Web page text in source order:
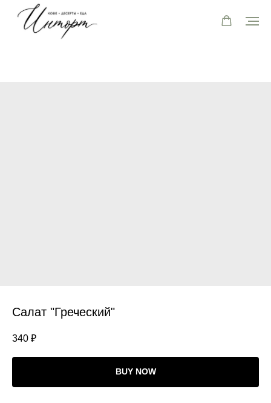
Салат "Греческий"
340 ₽
BUY NOW